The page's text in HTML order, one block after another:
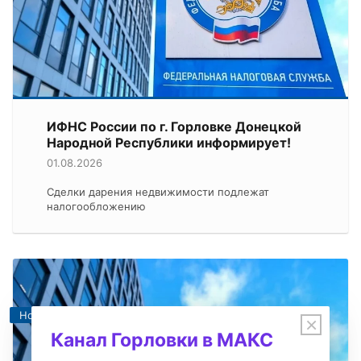
ИФНС России по г. Горловке Донецкой
Народной Республики информирует!
01.08.2026
Сделки дарения недвижимости подлежат
налогообложению
Новости ×
Канал Горловки в МАКС